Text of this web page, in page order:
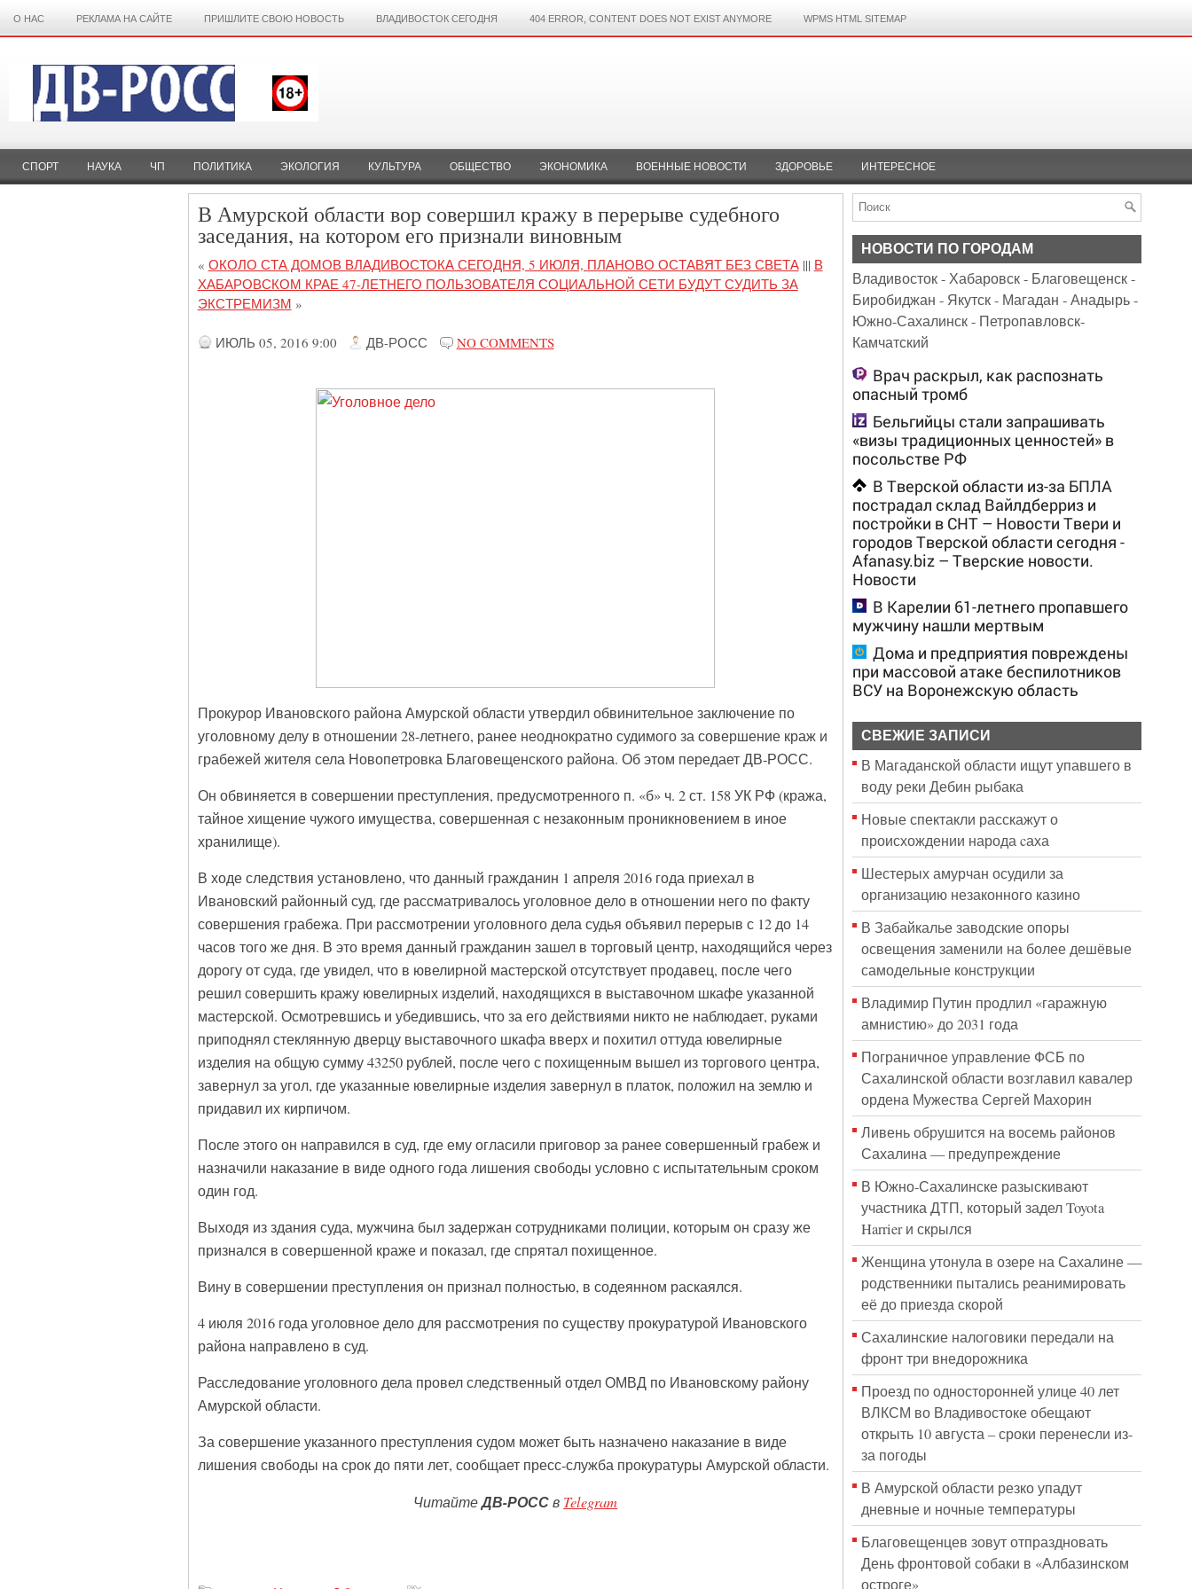
О НАС РЕКЛАМА НА САЙТЕ ПРИШЛИТЕ СВОЮ НОВОСТЬ ВЛАДИВОСТОК СЕГОДНЯ 404 ERROR, CONTENT DOES NOT EXIST ANYMORE WPMS HTML SITEMAP
СПОРТ НАУКА ЧП ПОЛИТИКА ЭКОЛОГИЯ КУЛЬТУРА ОБЩЕСТВО ЭКОНОМИКА ВОЕННЫЕ НОВОСТИ ЗДОРОВЬЕ ИНТЕРЕСНОЕ
В Амурской области вор совершил кражу в перерыве судебного
заседания, на котором его признали виновным
« ОКОЛО СТА ДОМОВ ВЛАДИВОСТОКА СЕГОДНЯ, 5 ИЮЛЯ, ПЛАНОВО ОСТАВЯТ БЕЗ СВЕТА||| В
ХАБАРОВСКОМ КРАЕ 47-ЛЕТНЕГО ПОЛЬЗОВАТЕЛЯ СОЦИАЛЬНОЙ СЕТИ БУДУТ СУДИТЬ ЗА
ЭКСТРЕМИЗМ »
ИЮЛЬ 05, 2016 9:00 ДВ-РОСС NO COMMENTS
Прокурор Ивановского района Амурской области утвердил обвинительное заключение по
уголовному делу в отношении 28-летнего, ранее неоднократно судимого за совершение краж и
грабежей жителя села Новопетровка Благовещенского района. Об этом передает ДВ-РОСС.
Он обвиняется в совершении преступления, предусмотренного п. «б» ч. 2 ст. 158 УК РФ (кража,
тайное хищение чужого имущества, совершенная с незаконным проникновением в иное
хранилище).
В ходе следствия установлено, что данный гражданин 1 апреля 2016 года приехал в
Ивановский районный суд, где рассматривалось уголовное дело в отношении него по факту
совершения грабежа. При рассмотрении уголовного дела судья объявил перерыв с 12 до 14
часов того же дня. В это время данный гражданин зашел в торговый центр, находящийся через
дорогу от суда, где увидел, что в ювелирной мастерской отсутствует продавец, после чего
решил совершить кражу ювелирных изделий, находящихся в выставочном шкафе указанной
мастерской. Осмотревшись и убедившись, что за его действиями никто не наблюдает, руками
приподнял стеклянную дверцу выставочного шкафа вверх и похитил оттуда ювелирные
изделия на общую сумму 43250 рублей, после чего с похищенным вышел из торгового центра,
завернул за угол, где указанные ювелирные изделия завернул в платок, положил на землю и
придавил их кирпичом.
После этого он направился в суд, где ему огласили приговор за ранее совершенный грабеж и
назначили наказание в виде одного года лишения свободы условно с испытательным сроком
один год.
Выходя из здания суда, мужчина был задержан сотрудниками полиции, которым он сразу же
признался в совершенной краже и показал, где спрятал похищенное.
Вину в совершении преступления он признал полностью, в содеянном раскаялся.
4 июля 2016 года уголовное дело для рассмотрения по существу прокуратурой Ивановского
района направлено в суд.
Расследование уголовного дела провел следственный отдел ОМВД по Ивановскому району
Амурской области.
За совершение указанного преступления судом может быть назначено наказание в виде
лишения свободы на срок до пяти лет, сообщает пресс-служба прокуратуры Амурской области.
ЧитайтеДВ-РОССв Telegram
НОВОСТИ ПО ГОРОДАМ
Владивосток-Хабаровск- Благовещенск-
Биробиджан - Якутск- Магадан -Анадырь-
Южно-Сахалинск- Петропавловск-
Камчатский
Врач раскрыл, как распознать
опасный тромб
Бельгийцы стали запрашивать
«визы традиционных ценностей» в
посольстве РФ
В Тверской области из-за БПЛА
пострадал склад Вайлдберриз и
постройки в СНТ – Новости Твери и
городов Тверской области сегодня -
Afanasy.biz – Тверские новости.
Новости
В Карелии 61-летнего пропавшего
мужчину нашли мертвым
Дома и предприятия повреждены
при массовой атаке беспилотников
ВСУ на Воронежскую область
СВЕЖИЕ ЗАПИСИ
В Магаданской области ищут упавшего в
воду реки Дебин рыбака
Новые спектакли расскажут о
происхождении народа cаха
Шестерых амурчан осудили за
организацию незаконного казино
В Забайкалье заводские опоры
освещения заменили на более дешёвые
самодельные конструкции
Владимир Путин продлил «гаражную
амнистию» до 2031 года
Пограничное управление ФСБ по
Сахалинской области возглавил кавалер
ордена Мужества Сергей Махорин
Ливень обрушится на восемь районов
Сахалина — предупреждение
В Южно-Сахалинске разыскивают
участника ДТП, который задел Toyota
Harrier и скрылся
Женщина утонула в озере на Сахалине —
родственники пытались реанимировать
её до приезда скорой
Сахалинские налоговики передали на
фронт три внедорожника
Проезд по односторонней улице 40 лет
ВЛКСМ во Владивостоке обещают
открыть 10 августа – сроки перенесли из-
за погоды
В Амурской области резко упадут
дневные и ночные температуры
Благовещенцев зовут отпраздновать
День фронтовой собаки в «Албазинском
остроге»